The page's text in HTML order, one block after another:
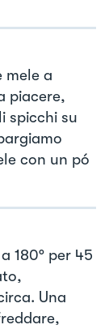
mele a
piacere,
spicchi su
con un pó
180° per 45
Una